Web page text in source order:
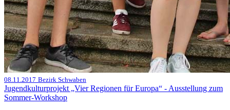
08.11.2017 Bezirk Schwaben
Jugendkulturprojekt „Vier Regionen für Europa“ - Ausstellung zum
Sommer-Workshop